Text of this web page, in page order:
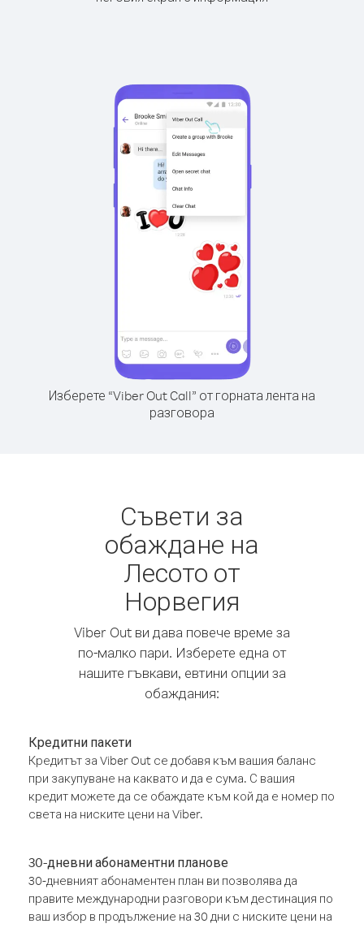
Изберете “Viber Out Call” от горната лента на
разговора
Съвети за
обаждане на
Лесото от
Норвегия
Viber Out ви дава повече време за
по-малко пари. Изберете една от
нашите гъвкави, евтини опции за
обаждания:
Кредитни пакети
Кредитът за Viber Out се добавя към вашия баланс
при закупуване на каквато и да е сума. С вашия
кредит можете да се обаждате към кой да е номер по
света на ниските цени на Viber.
30-дневни абонаментни планове
30-дневният абонаментен план ви позволява да
правите международни разговори към дестинация по
ваш избор в продължение на 30 дни с ниските цени на